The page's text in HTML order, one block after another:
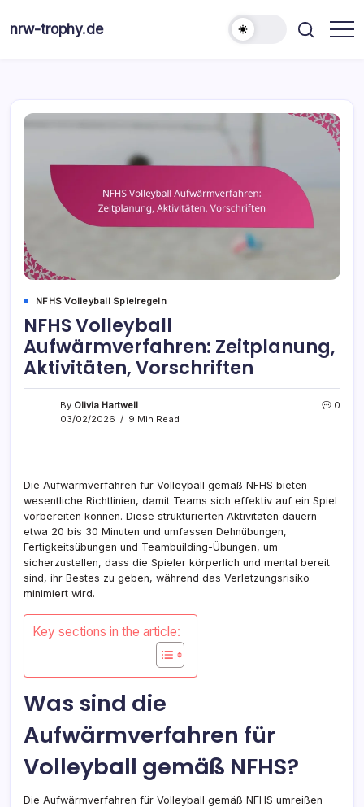
nrw-trophy.de
NFHS Volleyball Spielregeln
NFHS Volleyball
Aufwärmverfahren: Zeitplanung,
Aktivitäten, Vorschriften
By Olivia Hartwell
03/02/2026
9 Min Read
0
Die Aufwärmverfahren für Volleyball gemäß NFHS bieten
wesentliche Richtlinien, damit Teams sich effektiv auf ein Spiel
vorbereiten können. Diese strukturierten Aktivitäten dauern
etwa 20 bis 30 Minuten und umfassen Dehnübungen,
Fertigkeitsübungen und Teambuilding-Übungen, um
sicherzustellen, dass die Spieler körperlich und mental bereit
sind, ihr Bestes zu geben, während das Verletzungsrisiko
minimiert wird.
Key sections in the article:
Was sind die
Aufwärmverfahren für
Volleyball gemäß NFHS?
Die Aufwärmverfahren für Volleyball gemäß NFHS umreißen